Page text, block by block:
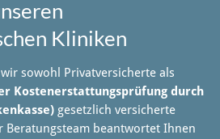
Kliniken
sowohl Privatversicherte als
Kostenerstattungsprüfung durch
gesetzlich versicherte
Beratungsteam beantwortet Ihnen